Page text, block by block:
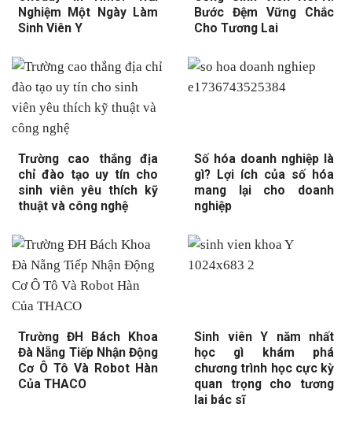
Nghiệm Một Ngày Làm
Sinh Viên Y
Bước Đệm Vững Chắc
Cho Tương Lai
Trường cao thắng địa
chỉ đào tạo uy tín cho
sinh viên yêu thích kỹ
thuật và công nghệ
Số hóa doanh nghiệp là
gì? Lợi ích của số hóa
mang lại cho doanh
nghiệp
Trường ĐH Bách Khoa
Đà Nẵng Tiếp Nhận Động
Cơ Ô Tô Và Robot Hàn
Của THACO
Sinh viên Y năm nhất
học gì khám phá
chương trình học cực kỳ
quan trọng cho tương
lai bác sĩ